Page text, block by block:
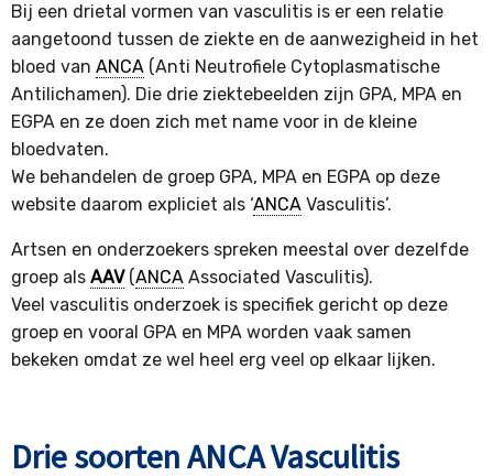
Bij een drietal vormen van vasculitis is er een relatie
aangetoond tussen de ziekte en de aanwezigheid in het
bloed van ANCA (Anti Neutrofiele Cytoplasmatische
Antilichamen). Die drie ziektebeelden zijn GPA, MPA en
EGPA en ze doen zich met name voor in de kleine
bloedvaten.
We behandelen de groep GPA, MPA en EGPA op deze
website daarom expliciet als ‘ANCA Vasculitis’.
Artsen en onderzoekers spreken meestal over dezelfde
groep als AAV(ANCA Associated Vasculitis).
Veel vasculitis onderzoek is specifiek gericht op deze
groep en vooral GPA en MPA worden vaak samen
bekeken omdat ze wel heel erg veel op elkaar lijken.
Drie soorten ANCA Vasculitis